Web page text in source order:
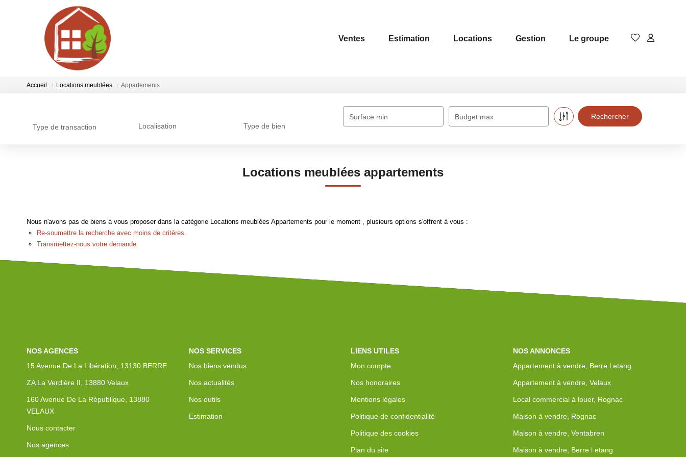
Ventes Estimation Locations Gestion Le groupe
Accueil Locations meublées Appartements
Type de transaction Localisation Type de bien
Surface min Budget max
Locations meublées appartements
Nous n'avons pas de biens à vous proposer dans la catégorie Locations meublées Appartements pour le moment , plusieurs options s'offrent à vous :
Re-soumettre la recherche avec moins de critères.
Transmettez-nous votre demande
NOS AGENCES
15 Avenue De La Libération, 13130 BERRE
ZA La Verdière II, 13880 Velaux
160 Avenue De La République, 13880
VELAUX
Nous contacter
Nos agences
NOS SERVICES
Nos biens vendus
Nos actualités
Nos outils
Estimation
LIENS UTILES
Mon compte
Nos honoraires
Mentions légales
Politique de confidentialité
Politique des cookies
Plan du site
NOS ANNONCES
Appartement à vendre, Berre l etang
Appartement à vendre, Velaux
Local commercial à louer, Rognac
Maison à vendre, Rognac
Maison à vendre, Ventabren
Maison à vendre, Berre l etang